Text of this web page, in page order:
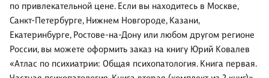
по привлекательной цене. Если вы находитесь в Москве,
Санкт-Петербурге, Нижнем Новгороде, Казани,
Екатеринбурге, Ростове-на-Дону или любом другом регионе
России, вы можете оформить заказ на книгу Юрий Ковалев
«Атлас по психиатрии: Общая психопатология. Книга первая.